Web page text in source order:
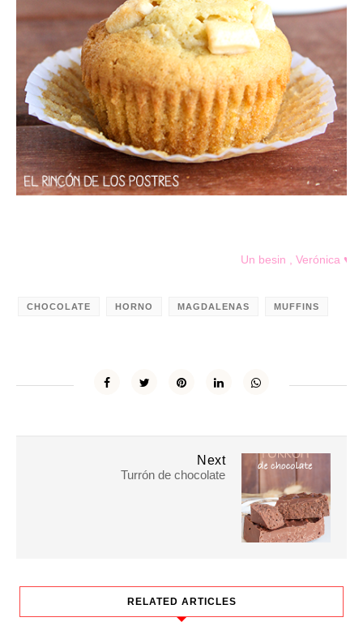
Un besin , Verónica ♥
CHOCOLATE HORNO MAGDALENAS MUFFINS
Next
Turrón de chocolate
RELATED ARTICLES